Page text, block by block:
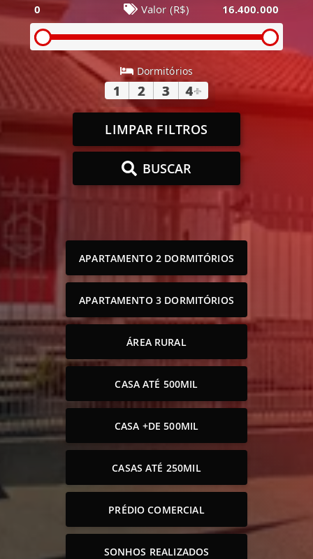
0 Valor (R$) 16.400.000
Dormitórios
1 2 3 4+
LIMPAR FILTROS
BUSCAR
APARTAMENTO 2 DORMITÓRIOS
APARTAMENTO 3 DORMITÓRIOS
ÁREA RURAL
CASA ATÉ 500MIL
CASA +DE 500MIL
CASAS ATÉ 250MIL
PRÉDIO COMERCIAL
SONHOS REALIZADOS